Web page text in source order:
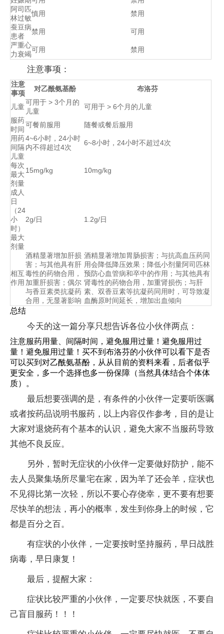
阿司匹
林过敏
慎用
禁用
蚕豆病
患者
禁用
可用
严重心
力衰竭
可用 禁用
注意事项：
注意
事项
对乙酰氨基酚 布洛芬
儿童
可用于 > 3个月的
儿童
可用于 > 6个月的儿童
服药
时间
可餐前服用
随餐或餐后服用
用药
间隔
4~6小时，24小时
内不得超过4次
6~8小时，24小时不超过4次
儿童
每次
最大
剂量
15mg/kg 10mg/kg
成人
日
（24
小
时）
最大
剂量
2g/日 1.2g/日
相互
作用
酒精显著增加肝损
害；与其他具有肝
毒性的药物合用，
加重肝损害；偶尔
与香豆素类抗凝药
合用，无显著影响
酒精显著增加胃肠损害；与抗高血压药同
用会降低降压效果；降低小剂量阿司匹林
预防心血管病和卒中的作用；与其他具有
肾毒性的药物合用，加重肾损伤；与肝
素、双香豆素等抗凝药同用时，可导致凝
血酶原时间延长，增加出血倾向
总结
今天的这一篇分享只想告诉各位小伙伴两点：
注意服药用量、间隔时间，避免服用过量！避免服用过
量！避免服用过量！买不到布洛芬的小伙伴可以看下是否
可以买到对乙酰氨基酚，从从目前的资料来看，后者似乎
更安全，多一个选择也多一份保障（当然具体结合个体体
质）。
最后想要强调的是，有条件的小伙伴一定要听医嘱
或者按药品说明书服药，以上内容仅作参考，目的是让
大家对退烧药有个基本的认识，避免大家不当服药导致
其他不良反应。
另外，暂时无症状的小伙伴一定要做好防护，能不
去人员聚集场所尽量宅在家，因为羊了还会羊，症状也
不见得比第一次轻，所以不要心存侥幸，更不要有想要
尽快羊的想法，再小的概率，发生到你身上的时候，它
都是百分之百。
有症状的小伙伴，一定要按时坚持服药，早日战胜
病毒，早日康复！
最后，提醒大家：
症状比较严重的小伙伴，一定要尽快就医，不要自
己盲目服药！！！